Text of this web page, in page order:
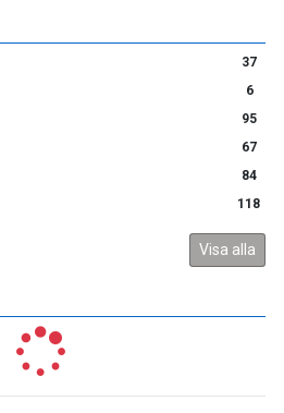
37
6
95
67
84
118
Visa alla